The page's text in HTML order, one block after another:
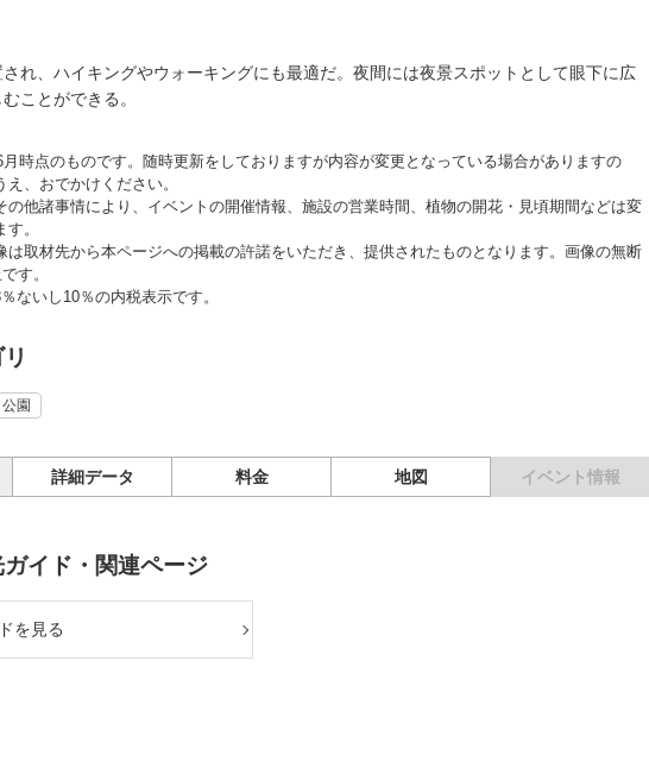
れ、ハイキングやウォーキングにも最適だ。夜間には夜景スポットとして眼下に広
ことができる。
時点のものです。随時更新をしておりますが内容が変更となっている場合がありますの
、おでかけください。
他諸事情により、イベントの開催情報、施設の営業時間、植物の開花・見頃期間などは変
。
取材先から本ページへの掲載の許諾をいただき、提供されたものとなります。画像の無断
す。
ないし10％の内税表示です。
公園
詳細データ 料金 地図 イベント情報
イド・関連ページ
を見る